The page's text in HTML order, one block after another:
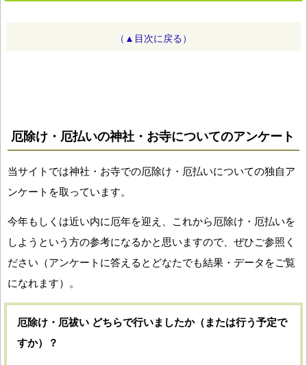
（▲目次に戻る）
厄除け・厄払いの神社・お寺についてのアンケート
当サイトでは神社・お寺での厄除け・厄払いについての独自ア
ンケートを取っています。
今年もしくは近い内に厄年を迎え、これから厄除け・厄払いを
しようという方の参考になるかと思いますので、ぜひご参照く
ださい（アンケートに答えるとどなたでも結果・データをご覧
になれます）。
厄除け・厄祓い どちらで行いましたか（または行う予定で
すか）？